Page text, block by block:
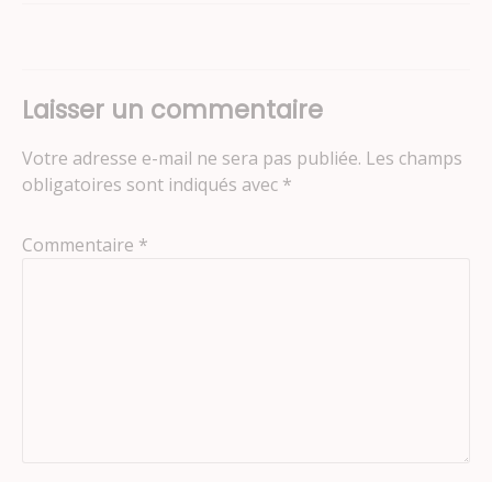
Laisser un commentaire
Votre adresse e-mail ne sera pas publiée. Les champs
obligatoires sont indiqués avec *
Commentaire *